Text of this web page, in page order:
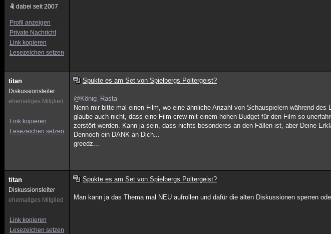
dabei seit 2007
Profil anzeigen
Private Nachricht
Link kopieren
Lesezeichen setzen
titan
Diskussionsleiter
ehemaliges Mitglied
Link kopieren
Lesezeichen setzen
Spukte es am Set von Spielbergs Poltergeist?
@König_Rasta
Nenn mir bitte mal einen Film, wo eine ähnliche Anzahl von Schauspielern während
glaube auch nicht, dass eine Film-crew mit einem hohen Budget für den Film so
zerstört werden. Kann ja sein, dass nichts besonderes an den Fällen ist, aber Deine
Dennoch ein DANK an Dich...
greedz...
titan
Diskussionsleiter
ehemaliges Mitglied
Link kopieren
Lesezeichen setzen
Spukte es am Set von Spielbergs Poltergeist?
Man kann ja das Thema mal NEU aufrollen und dafür die alten Diskussionen sperren